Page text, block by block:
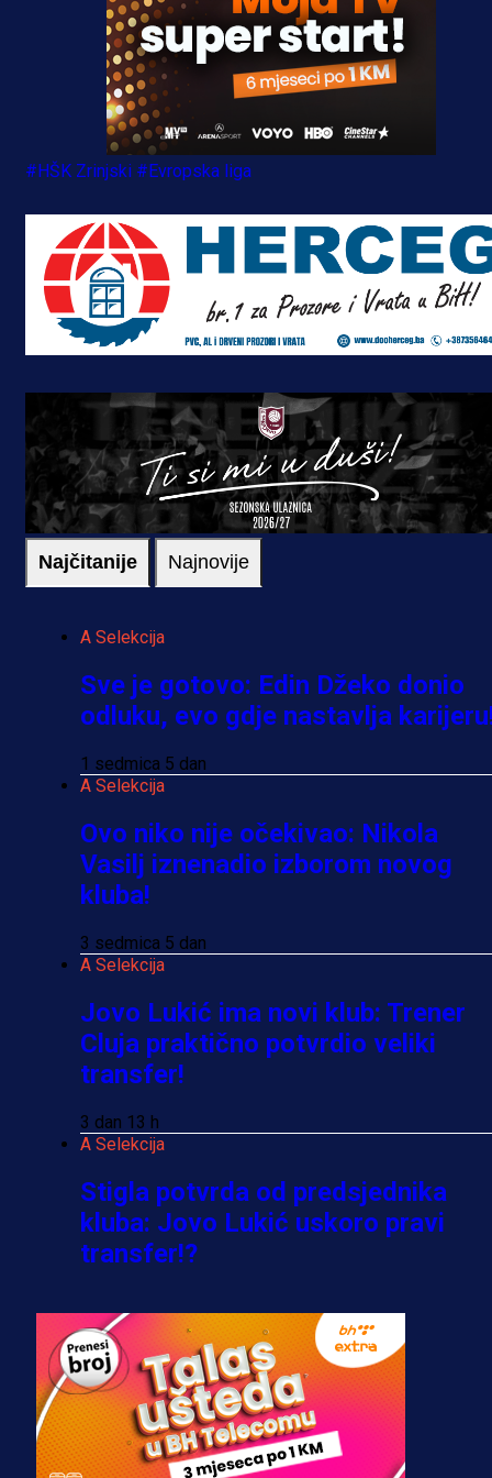
#HŠK Zrinjski #Evropska liga
Najčitanije Najnovije
A Selekcija
Sve je gotovo: Edin Džeko donio
odluku, evo gdje nastavlja
1 sedmica 5 dan
A Selekcija
Ovo niko nije očekivao: Nikola
Vasilj iznenadio izborom novog
kluba!
3 sedmica 5 dan
A Selekcija
Jovo Lukić ima novi klub: Trener
Cluja praktično potvrdio veliki
transfer!
3 dan 13 h
A Selekcija
Stigla potvrda od predsjednika
kluba: Jovo Lukić uskoro pravi
transfer!?
A Selekcija
Zmajevi dobili veliko pojačanje:
Fudbaler Olympiacosa želi obući
dres BiH!